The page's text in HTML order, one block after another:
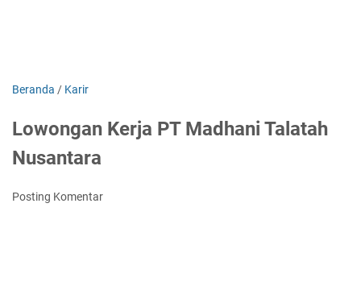
Beranda / Karir
Lowongan Kerja PT Madhani Talatah
Nusantara
Posting Komentar